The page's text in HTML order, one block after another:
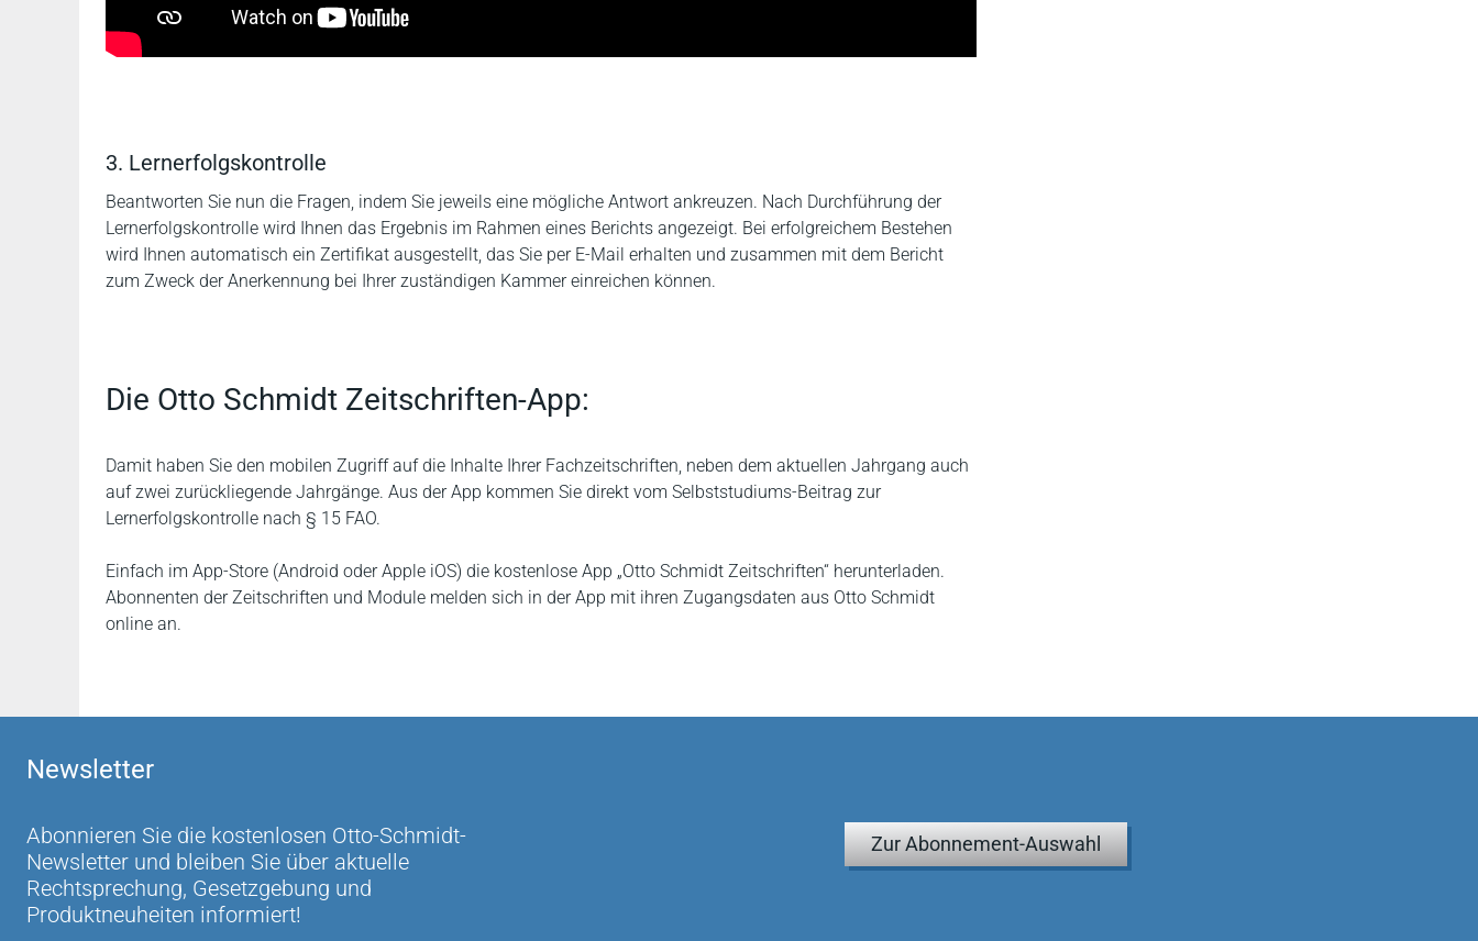
3. Lernerfolgskontrolle
Beantworten Sie nun die Fragen, indem Sie jeweils eine mögliche Antwort ankreuzen. Nach Durchführung der
Lernerfolgskontrolle wird Ihnen das Ergebnis im Rahmen eines Berichts angezeigt. Bei erfolgreichem Bestehen
wird Ihnen automatisch ein Zertifikat ausgestellt, das Sie per E-Mail erhalten und zusammen mit dem Bericht
zum Zweck der Anerkennung bei Ihrer zuständigen Kammer einreichen können.
Die Otto Schmidt Zeitschriften-App:
Damit haben Sie den mobilen Zugriff auf die Inhalte Ihrer Fachzeitschriften, neben dem aktuellen Jahrgang auch
auf zwei zurückliegende Jahrgänge. Aus der App kommen Sie direkt vom Selbststudiums-Beitrag zur
Lernerfolgskontrolle nach § 15 FAO.
Einfach im App-Store (Android oder Apple iOS) die kostenlose App „Otto Schmidt Zeitschriften“ herunterladen.
Abonnenten der Zeitschriften und Module melden sich in der App mit ihren Zugangsdaten aus Otto Schmidt
online an.
Newsletter
Abonnieren Sie die kostenlosen Otto-Schmidt-
Newsletter und bleiben Sie über aktuelle
Rechtsprechung, Gesetzgebung und
Produktneuheiten informiert!
Zur Abonnement-Auswahl